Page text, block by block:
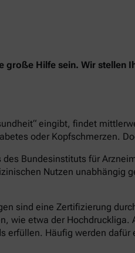
Hilfe sein. Wir stellen
eingibt, findet
oder Kopfschmerzen.
Bundesinstituts für
Nutzen unabhängig
sind eine Zertifizierung
wie etwa der
Häufig werden